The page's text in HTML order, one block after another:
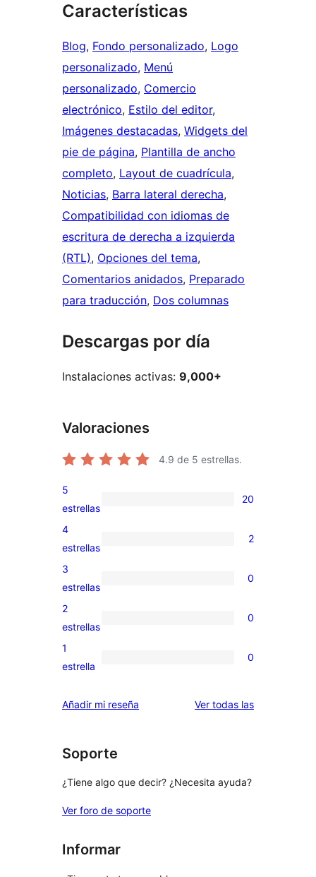
Características
Blog, Fondo personalizado, Logo
personalizado, Menú
personalizado, Comercio
electrónico, Estilo del editor
Imágenes destacadas, Widgets del
pie de página, Plantilla de ancho
completo, Layout de cuadrícula
Noticias, Barra lateral derecha
Compatibilidad con idiomas de
escritura de derecha a izquierda
(RTL), Opciones del tema
Comentarios anidados, Preparado
para traducción, Dos columnas
Descargas por día
Instalaciones activas: 9,000+
Valoraciones
4.9 de 5 estrellas.
20
valoraciones
de
5
estrellas
20
2
valoraciones
de
4
estrellas
2
0
valoraciones
de
3
estrellas
0
0
valoraciones
de
estrellas
2
estrellas
0
0
de
1
estrella
0
Añadir mi reseña Ver todas lasvaloraciones
Soporte
¿Tiene algo que decir? ¿Necesita ayuda?
Ver foro de soporte
Informar